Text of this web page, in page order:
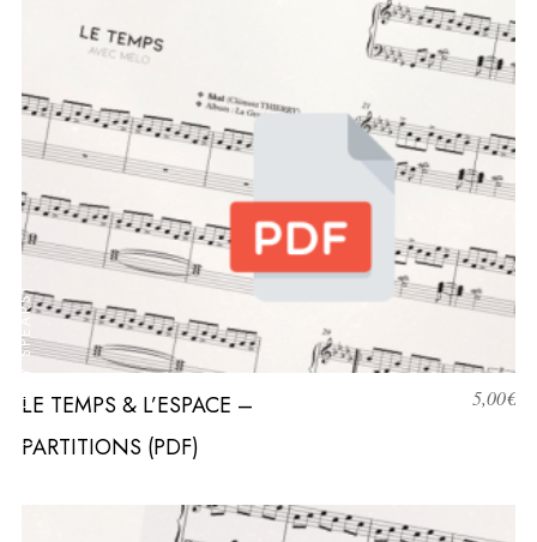
O
) C
L )
LE TEMPS & L’ESPACE –
PARTITIONS (PDF)
5,00€